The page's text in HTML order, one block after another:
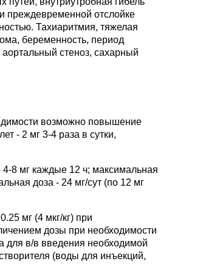
преждевременной отслойке
Тахиаритмия, тяжелая
беременность, период
стеноз, сахарный
возможно повышение
- 2 мг 3-4 раза в сутки,
4-8 мг каждые 12 ч; максимальная
доза - 24 мг/сут (по 12 мг
мг (4 мкг/кг) при
дозы при необходимости
для в/в введения необходимой
(воды для инъекций,